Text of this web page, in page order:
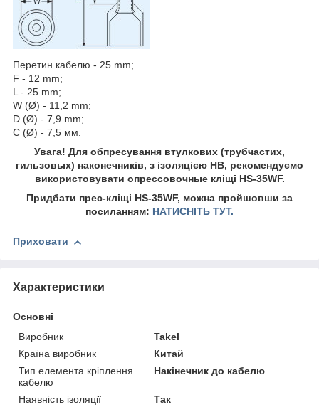
Перетин кабелю - 25 mm;
F - 12 mm;
L - 25 mm;
W (Ø) - 11,2 mm;
D (Ø) - 7,9 mm;
C (Ø) - 7,5 мм.
Увага! Для обпресування втулкових (трубчастих,
гильзовых) наконечників, з ізоляцією HB, рекомендуємо
використовувати опрессовочные кліщі HS-35WF.
Придбати прес-кліщі HS-35WF, можна пройшовши за
посиланням: НАТИСНІТЬ ТУТ.
Приховати
Характеристики
Основні
Виробник
Takel
Країна виробник
Китай
Тип елемента кріплення
кабелю
Накінечник до кабелю
Наявність ізоляції
Так